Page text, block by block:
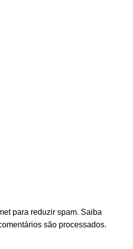
para reduzir spam. Saiba
são processados.